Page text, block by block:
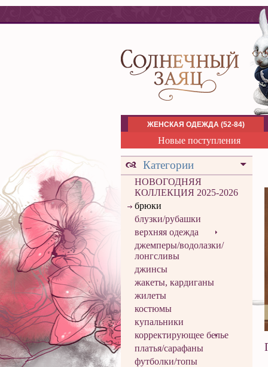
ЖЕНСКАЯ ОДЕЖДА (52-84)
Новые поступления
Категории
НОВОГОДНЯЯ
КОЛЛЕКЦИЯ 2025-2026
брюки
блузки/рубашки
верхняя одежда
джемперы/водолазки/
лонгсливы
джинсы
жакеты, кардиганы
жилеты
костюмы
купальники
корректирующее белье
платья/сарафаны
футболки/топы